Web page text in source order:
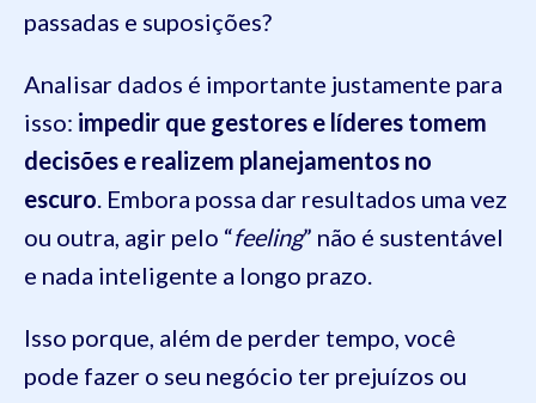
passadas e suposições?
Analisar dados é importante justamente para
isso: impedir que gestores e líderes tomem
decisões e realizem planejamentos no
escuro . Embora possa dar resultados uma vez
ou outra, agir pelo “feeling” não é sustentável
e nada inteligente a longo prazo.
Isso porque, além de perder tempo, você
pode fazer o seu negócio ter prejuízos ou